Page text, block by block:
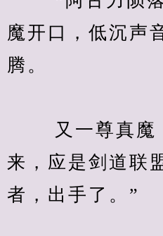
魔开口，低沉声
腾。
又一尊真魔
来，应是剑道联
者，出手了。”